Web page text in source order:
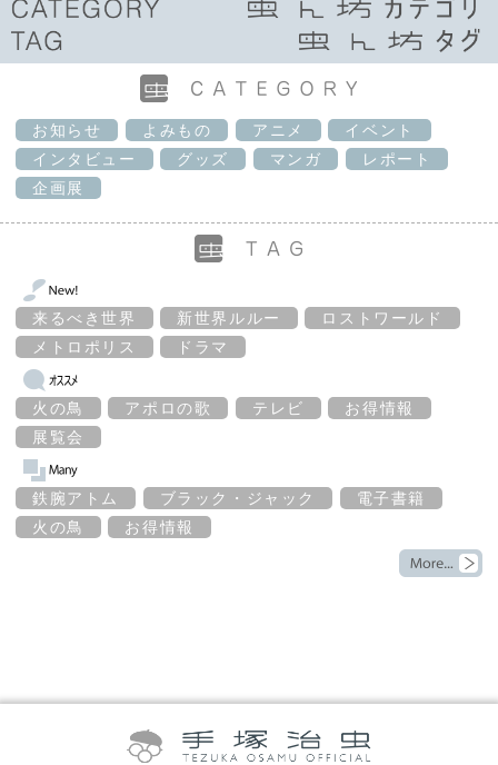
お知らせ よみもの アニメ
イベント
インタビュー
グッズ マンガ
レポート
企画展
来るべき世界 新世界ルルー
ロストワールド
メトロポリス
ドラマ
火の鳥 アポロの歌 テレビ
お得情報
展覧会
鉄腕アトム ブラック・ジャック
電子書籍
火の鳥
お得情報